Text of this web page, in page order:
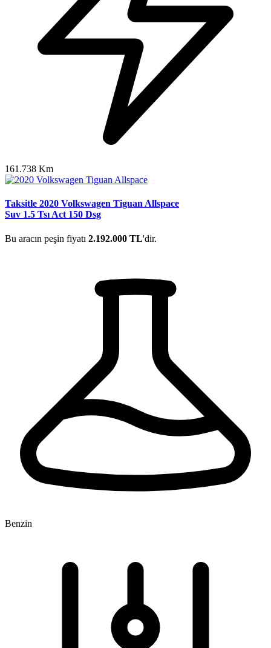
161.738 Km
Taksitle 2020 Volkswagen Tiguan Allspace
Suv 1.5 Tsı Act 150 Dsg
Bu aracın peşin fiyatı 2.192.000 TL'dir.
Benzin